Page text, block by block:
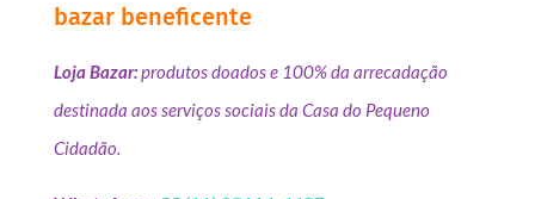
bazar beneficente
Loja Bazar:produtos doados e 100% da arrecadação
destinada aos serviços sociais da Casa do Pequeno
Cidadão.